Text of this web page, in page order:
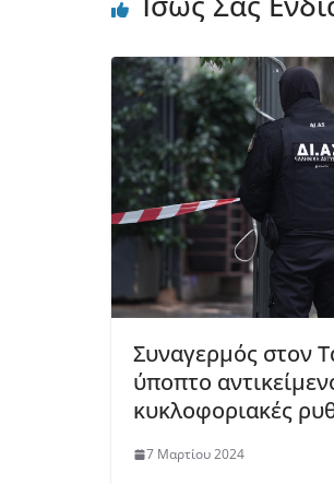
Συναγερμός στον
ύποπτο
κυκλοφοριακές
7 Μαρτίου 2024